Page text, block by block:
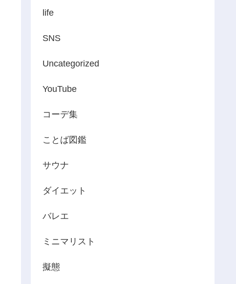
life
SNS
Uncategorized
YouTube
コーデ集
ことば図鑑
サウナ
ダイエット
バレエ
ミニマリスト
擬態